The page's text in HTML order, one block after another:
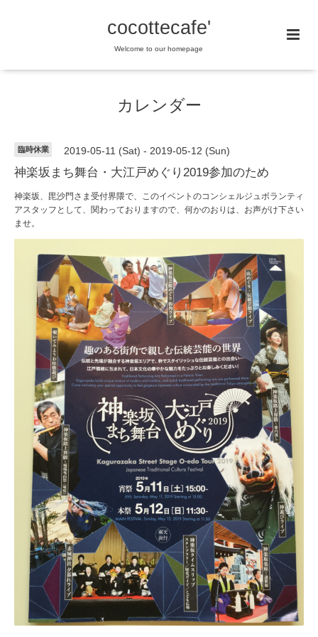
cocottecafe'
Welcome to our homepage
カレンダー
臨時休業 2019-05-11 (Sat) - 2019-05-12 (Sun)
神楽坂まち舞台・大江戸めぐり2019参加のため
神楽坂、毘沙門さま受付界隈で、このイベントのコンシェルジュボランティ
アスタッフとして、関わっておりますので、何かのおりは、お声がけ下さい
ませ。